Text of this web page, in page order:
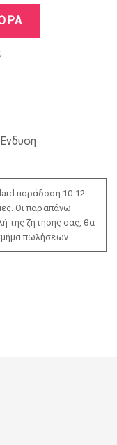
Ένδυση
παράδοση 10-12
Οι παραπάνω
της ζήτησής σας, θα
πωλήσεων.